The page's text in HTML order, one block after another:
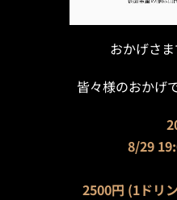
おかげさ
皆々様のおかげ
8/29
2500円 (1ドリ